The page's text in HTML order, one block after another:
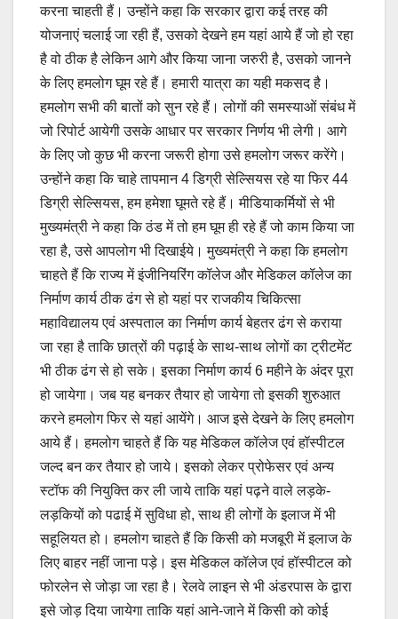
करना चाहती हैं। उन्होंने कहा कि सरकार द्वारा कई तरह की
योजनाएं चलाई जा रही हैं, उसको देखने हम यहां आये हैं जो हो रहा
है वो ठीक है लेकिन आगे और किया जाना जरुरी है, उसको जानने
के लिए हमलोग घूम रहे हैं। हमारी यात्रा का यही मकसद है।
हमलोग सभी की बातों को सुन रहे हैं। लोगों की समस्याओं संबंध में
जो रिपोर्ट आयेगी उसके आधार पर सरकार निर्णय भी लेगी। आगे
के लिए जो कुछ भी करना जरूरी होगा उसे हमलोग जरूर करेंगे।
उन्होंने कहा कि चाहे तापमान 4 डिग्री सेल्सियस रहे या फिर 44
डिग्री सेल्सियस, हम हमेशा घूमते रहे हैं। मीडियाकर्मियों से भी
मुख्यमंत्री ने कहा कि ठंड में तो हम घूम ही रहे हैं जो काम किया जा
रहा है, उसे आपलोग भी दिखाईये। मुख्यमंत्री ने कहा कि हमलोग
चाहते हैं कि राज्य में इंजीनियरिंग कॉलेज और मेडिकल कॉलेज का
निर्माण कार्य ठीक ढंग से हो यहां पर राजकीय चिकित्सा
महाविद्यालय एवं अस्पताल का निर्माण कार्य बेहतर ढंग से कराया
जा रहा है ताकि छात्रों की पढ़ाई के साथ-साथ लोगों का ट्रीटमेंट
भी ठीक ढंग से हो सके। इसका निर्माण कार्य 6 महीने के अंदर पूरा
हो जायेगा। जब यह बनकर तैयार हो जायेगा तो इसकी शुरुआत
करने हमलोग फिर से यहां आयेंगे। आज इसे देखने के लिए हमलोग
आये हैं। हमलोग चाहते हैं कि यह मेडिकल कॉलेज एवं हॉस्पीटल
जल्द बन कर तैयार हो जाये। इसको लेकर प्रोफेसर एवं अन्य
स्टॉफ की नियुक्ति कर ली जाये ताकि यहां पढ़ने वाले लड़के-
लड़कियों को पढाई में सुविधा हो, साथ ही लोगों के इलाज में भी
सहूलियत हो। हमलोग चाहते हैं कि किसी को मजबूरी में इलाज के
लिए बाहर नहीं जाना पड़े। इस मेडिकल कॉलेज एवं हॉस्पीटल को
फोरलेन से जोड़ा जा रहा है। रेलवे लाइन से भी अंडरपास के द्वारा
इसे जोड़ दिया जायेगा ताकि यहां आने-जाने में किसी को कोई